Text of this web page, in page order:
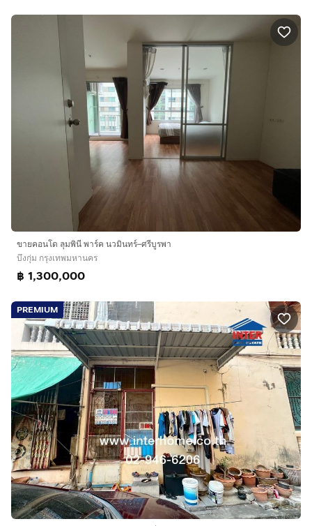
ขายคอนโด ลุมพินี พาร์ค นวมินทร์–ศรีบูรพา
บึงกุ่ม กรุงเทพมหานคร
฿ 1,300,000
PREMIUM